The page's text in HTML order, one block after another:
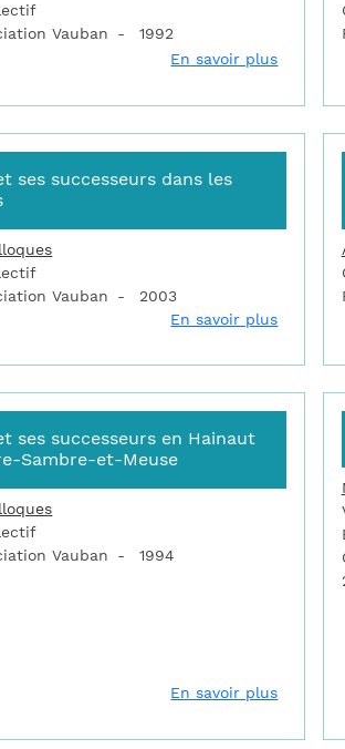
dans le monde
Vauban
1992
En savoir plussur
dans les Alpes-Maritimes
ses successeurs dans les
Vauban
2003
En savoir plussur
en Franche-Comté : trois siècles
ses successeurs en Hainaut
Sambre-et-Meuse
Vauban
1994
En savoir plussur